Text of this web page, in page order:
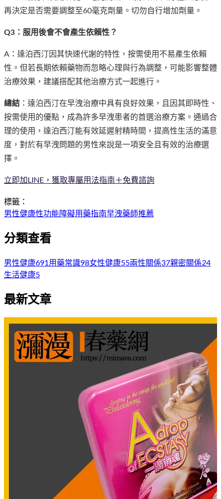
再決定是否需要調整至60毫克劑量。切勿自行增加劑量。
Q3：服用後會不會產生依賴性？
A：達泊西汀因其快速代謝的特性，按需使用不易產生依賴
性。但若長期依賴藥物而忽略心理與行為調整，可能影響整體
治療效果，建議搭配其他治療方式一起進行。
總結 ：達泊西汀在早洩治療中具有良好效果，且因其即時性、
按需使用的優點，成為許多早洩患者的首選治療方案。通過合
理的使用，達泊西汀能有效延遲射精時間，提高性生活的滿意
度，對於有早洩問題的男性來說是一項安全且有效的治療選
擇。
立即加LINE，獲取專屬用法指南＋免費諮詢
標籤：
男性健康性功能障礙用藥指南早洩藥師推薦
分類查看
男性健康691用藥常識98女性健康55兩性關係37親密關係24
生活健康5
最新文章